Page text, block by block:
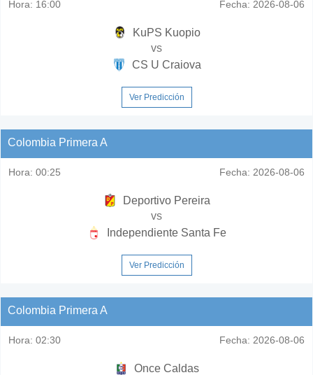
Hora: 16:00 Fecha: 2026-08-06
KuPS Kuopio
vs
CS U Craiova
Ver Predicción
Colombia Primera A
Hora: 00:25 Fecha: 2026-08-06
Deportivo Pereira
vs
Independiente Santa Fe
Ver Predicción
Colombia Primera A
Hora: 02:30 Fecha: 2026-08-06
Once Caldas